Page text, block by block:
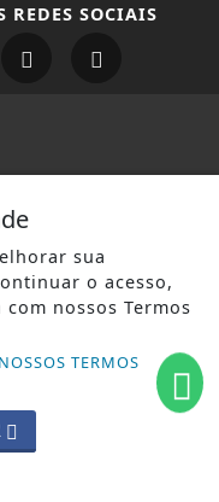
REDES SOCIAIS
sua
o acesso,
nossos Termos
TERMOS